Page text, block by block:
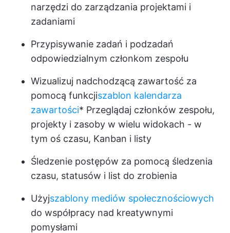
narzędzi do zarządzania projektami i
zadaniami
Przypisywanie zadań i podzadań
odpowiedzialnym członkom zespołu
Wizualizuj nadchodzącą zawartość za
pomocą funkcjiszablon kalendarza
zawartości* Przeglądaj członków zespołu,
projekty i zasoby w wielu widokach - w
tym oś czasu, Kanban i listy
Śledzenie postępów za pomocą śledzenia
czasu, statusów i list do zrobienia
Użyjszablony mediów społecznościowych
do współpracy nad kreatywnymi
pomysłami